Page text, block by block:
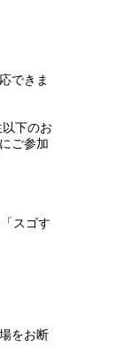
できま
下のお
ご参加
スゴす
をお断